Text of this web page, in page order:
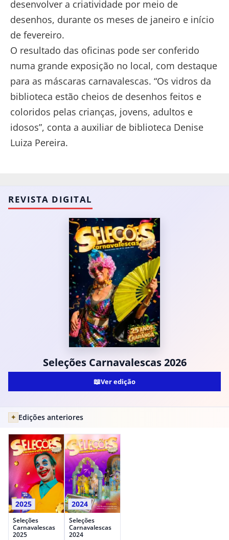
desenvolver a criatividade por meio de
desenhos, durante os meses de janeiro e início
de fevereiro.
O resultado das oficinas pode ser conferido
numa grande exposição no local, com destaque
para as máscaras carnavalescas. “Os vidros da
biblioteca estão cheios de desenhos feitos e
coloridos pelas crianças, jovens, adultos e
idosos”, conta a auxiliar de biblioteca Denise
Luiza Pereira.
REVISTA DIGITAL
Seleções Carnavalescas 2026
📖Ver edição
✦ Edições anteriores
2025
Seleções
Carnavalescas
2025
2024
Seleções
Carnavalescas
2024